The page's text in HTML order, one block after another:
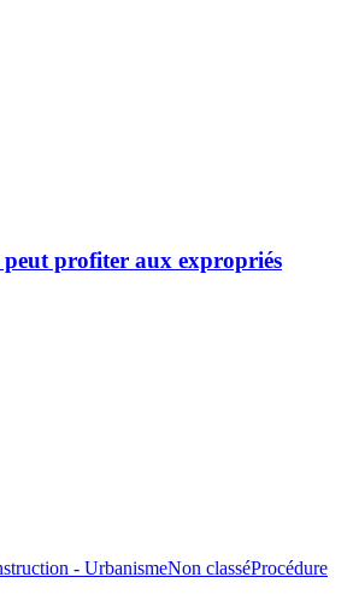
profiter aux expropriés
- UrbanismeNon classéProcédure